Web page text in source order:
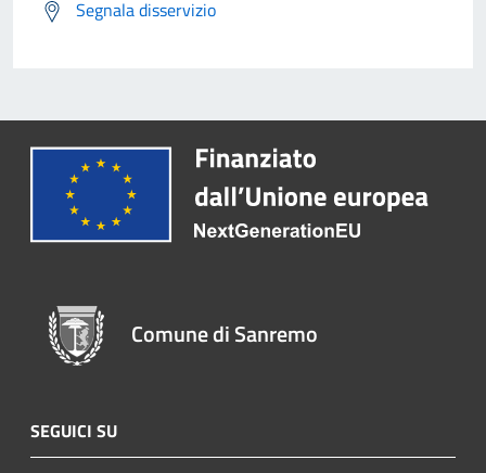
Segnala disservizio
Comune di Sanremo
SEGUICI SU